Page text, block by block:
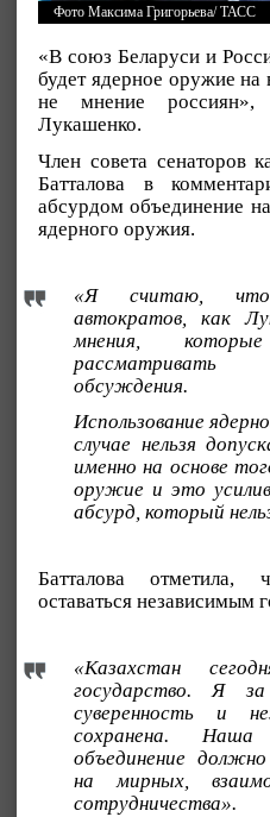
Фото Максима Григорьева/ ТАСС
«В союз Беларуси и
будет ядерное оружие на
не мнение
Лукашенко.
Член совета сенаторов
Батталова в
абсурдом объединение
ядерного оружия.
«Я считаю,
автократов, как
мнения,
обсуждения.
Использование
случае нельзя
именно на основе
оружие и это
абсурд, который
Батталова отметила,
оставаться независимым
«Казахстан
государство. Я
суверенность и
сохранена.
объединение
на мирных,
сотрудничества».